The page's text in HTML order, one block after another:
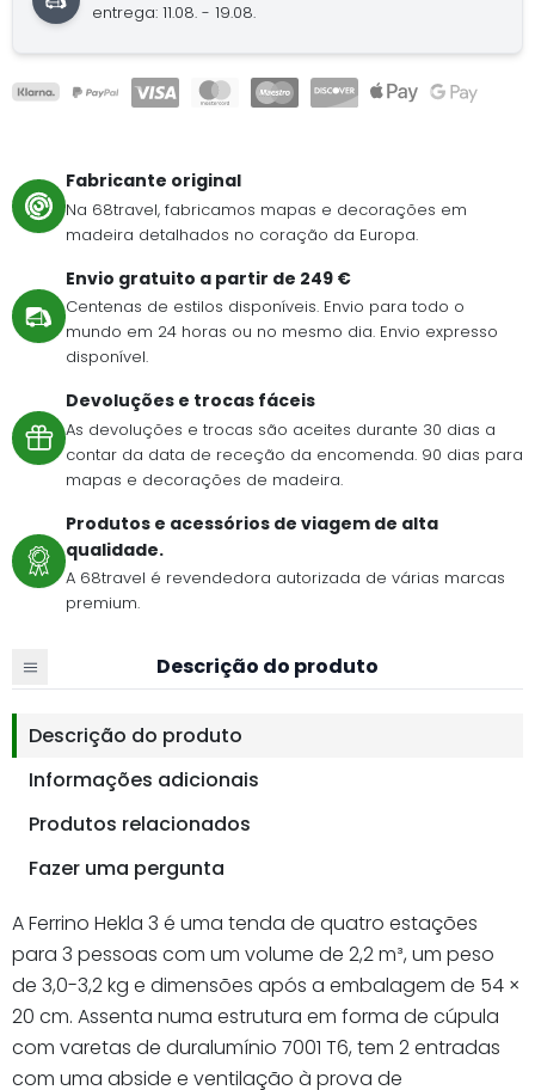
entrega: 11.08. - 19.08.
Fabricante original
Na 68travel, fabricamos mapas e decorações em
madeira detalhados no coração da Europa.
Envio gratuito a partir de 249 €
Centenas de estilos disponíveis. Envio para todo o
mundo em 24 horas ou no mesmo dia. Envio expresso
disponível.
Devoluções e trocas fáceis
As devoluções e trocas são aceites durante 30 dias a
contar da data de receção da encomenda. 90 dias para
mapas e decorações de madeira.
Produtos e acessórios de viagem de alta
qualidade.
A 68travel é revendedora autorizada de várias marcas
premium.
Descrição do produto
Descrição do produto
Informações adicionais
Produtos relacionados
Fazer uma pergunta
A Ferrino Hekla 3 é uma tenda de quatro estações
para 3 pessoas com um volume de 2,2 m³, um peso
de 3,0-3,2 kg e dimensões após a embalagem de 54 ×
20 cm. Assenta numa estrutura em forma de cúpula
com varetas de duralumínio 7001 T6, tem 2 entradas
com uma abside e ventilação à prova de